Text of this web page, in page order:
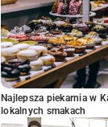
Najlepsza piekarnia w
lokalnych smakach